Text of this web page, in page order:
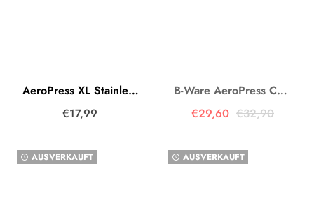
AeroPress XL Stainless Steel Filter Edeltstahl
€17,99
B-Ware AeroPress Coffee Maker inkl. Papierfilter
€29,60 €32,90
watch_later AUSVERKAUFT watch_later AUSVERKAUFT